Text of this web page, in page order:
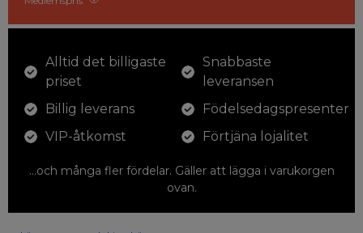
Alltid det billigaste
priset
Billig leverans
VIP-åtkomst
Snabbaste
leveransen
Födelsedagspresenter
Förtjäna lojalitet
...och många fler fördelar. Gäller att lägga i varukorgen
ovan.